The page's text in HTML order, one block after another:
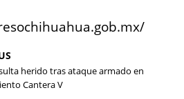
herido tras ataque armado en
Cantera V